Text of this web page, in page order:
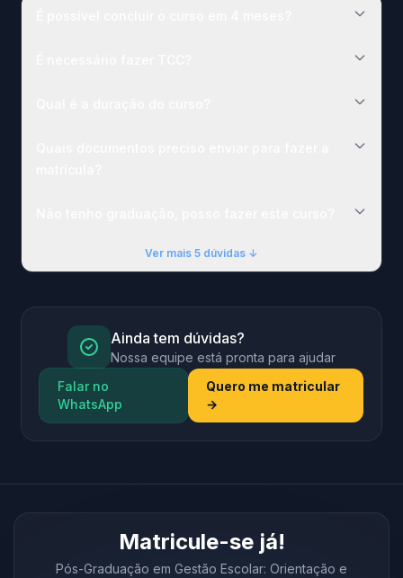
Ver mais 5 dúvidas ↓
Ainda tem dúvidas?
Nossa equipe está pronta para ajudar
Falar no
WhatsApp
Quero me matricular
→
Matricule-se já!
Pós-Graduação em Gestão Escolar: Orientação e